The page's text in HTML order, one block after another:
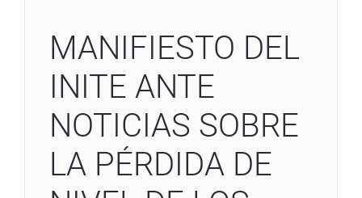
MANIFIESTO DEL
INITE ANTE
NOTICIAS SOBRE
LA PÉRDIDA DE